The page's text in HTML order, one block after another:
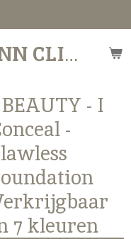
SILBERMANN CLINICS
- I
-
7 kleuren